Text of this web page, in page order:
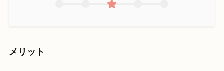
メリット